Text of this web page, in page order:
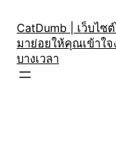
content
CatDumb | เว็บไ
มาย่อยให้คุณเข้าใ
บางเวลา